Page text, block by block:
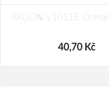
ARDON V1011E
40,70 Kč